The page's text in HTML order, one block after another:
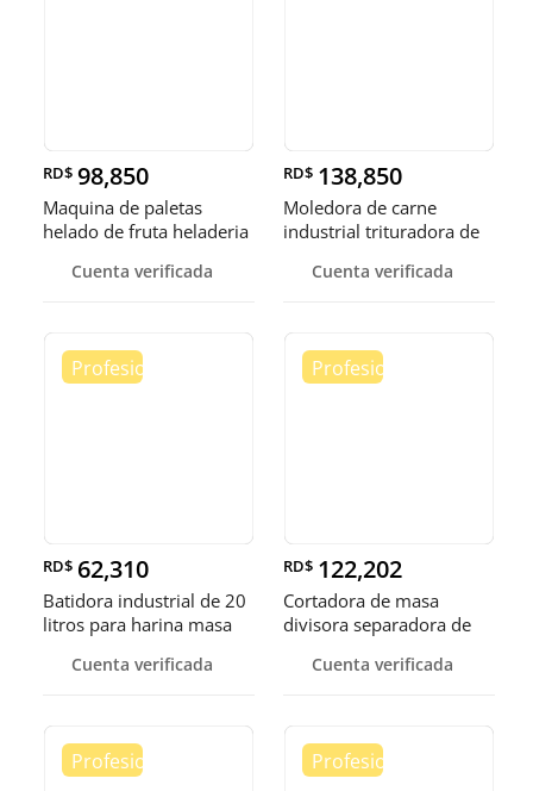
RD$ 98,850
Maquina de paletas
helado de fruta heladeria
Cuenta verificada
RD$ 138,850
Moledora de carne
industrial trituradora de
Cuenta verificada
RD$ 62,310
Batidora industrial de 20
litros para harina masa
Cuenta verificada
RD$ 122,202
Cortadora de masa
divisora separadora de
Cuenta verificada